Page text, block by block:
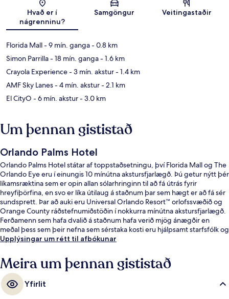
Kort
Hvað er í
nágrenninu?
Samgöngur Veitingastaðir
Florida Mall- 9 mín. ganga- 0.8 km
Simon Parrilla- 18 mín. ganga- 1.6 km
Crayola Experience- 3 mín. akstur- 1.4 km
AMF Sky Lanes- 4 mín. akstur- 2.1 km
El CityO - 6 mín. akstur- 3.0 km
Um þennan gististað
Orlando Palms Hotel
Orlando Palms Hotel státar af toppstaðsetningu, því Florida Mall og The
Orlando Eye eru í einungis 10 mínútna akstursfjarlægð. Þú getur nýtt þér
líkamsræktina sem er opin allan sólarhringinn til að fá útrás fyrir
hreyfiþörfina, en svo er líka útilaug á staðnum þar sem hægt er að fá sér
sundsprett. Þar að auki eru Universal Orlando Resort™ orlofssvæðið og
Orange County ráðstefnumiðstöðin í nokkurra mínútna akstursfjarlægð.
Ferðamenn sem hafa dvalið á staðnum hafa verið mjög ánægðir en
meðal þess sem þeir nefna sem sérstaka kosti eru hjálpsamt starfsfólk og
góð staðsetning.
Upplýsingar um rétt til afbókunar
Meira um þennan gististað
Yfirlit